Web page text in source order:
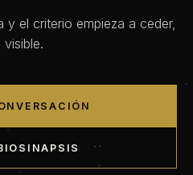
y el criterio empieza a ceder,